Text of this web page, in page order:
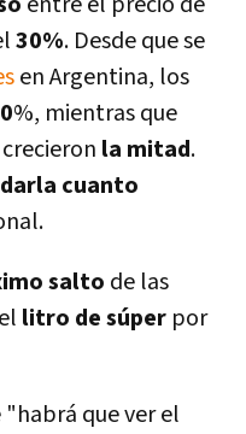
30%. Desde que se
en Argentina, los
%, mientras que
crecieron la mitad.
cuanto
salto de las
litro de súper por
que ver el